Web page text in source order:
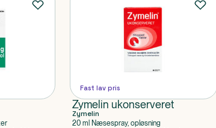
Fast lav pris
Zymelin ukonserveret
Zymelin
20 ml Næsespray, opløsning